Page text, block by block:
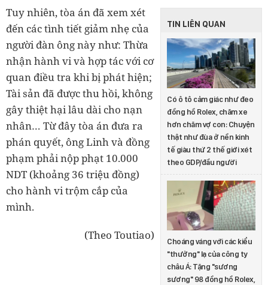
TIN LIÊN QUAN
Có ô tô cảm giác như đeo
đồng hồ Rolex, chăm xe
hơn chăm vợ con: Chuyện
thật như đùa ở nền kinh
tế giàu thứ 2 thế giới xét
theo GDP/đầu người
Choáng váng với các kiểu
"thưởng" lạ của công ty
châu Á: Tặng "sương
sương" 98 đồng hồ Rolex,
Tuy nhiên, tòa án đã xem xét
đến các tình tiết giảm nhẹ của
người đàn ông này như: Thừa
nhận hành vi và hợp tác với cơ
quan điều tra khi bị phát hiện;
Tài sản đã được thu hồi, không
gây thiệt hại lâu dài cho nạn
nhân… Từ đây tòa án đưa ra
phán quyết, ông Linh và đồng
phạm phải nộp phạt 10.000
NDT (khoảng 36 triệu đồng)
cho hành vi trộm cắp của
mình.
(Theo Toutiao)